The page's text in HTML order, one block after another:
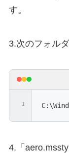
す。
3.次のフォル
4.「